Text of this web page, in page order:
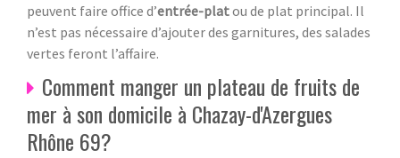
peuvent faire office d’entrée-platou de plat principal. Il
n’est pas nécessaire d’ajouter des garnitures, des salades
vertes feront l’affaire.
Comment manger un plateau de fruits de
mer à son domicile à Chazay-d'Azergues
Rhône 69?